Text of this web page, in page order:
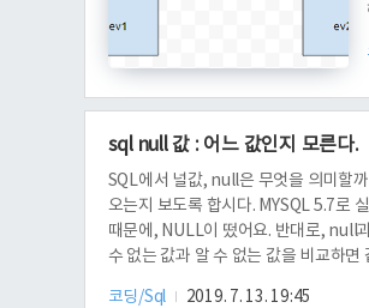
sql null 값 : 어느 값인지 모른다.
SQL에서 널값, null은 무엇을 의미할
오는지 보도록 합시다. MYSQL 5.7로
때문에, NULL이 떴어요. 반대로, null
수 없는 값과 알 수 없는 값을 비교하
코딩/Sql
2019. 7. 13. 19:45